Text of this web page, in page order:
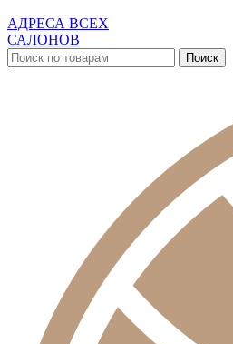
АДРЕСА ВСЕХ
САЛОНОВ